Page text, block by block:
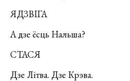
ЯДЗВІГА
А дзе ёсць Нальша?
СТАСЯ
Дзе Літва. Дзе Крэва.